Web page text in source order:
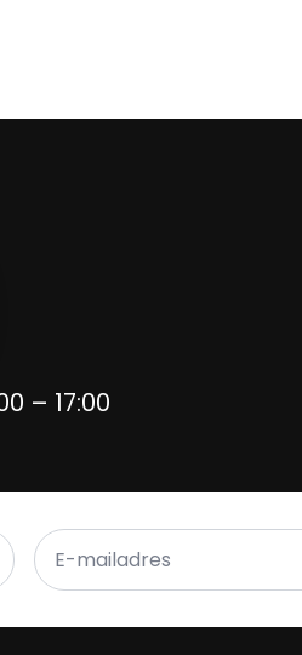
– 17:00
E-
mailadres
*